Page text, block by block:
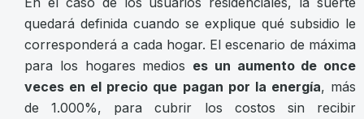
quedará definida cuando se explique qué subsidio le
corresponderá a cada hogar. El escenario de máxima
para los hogares medios es un aumento de once
veces en el precio que pagan por la energía, más
de 1.000%, para cubrir los costos sin recibir